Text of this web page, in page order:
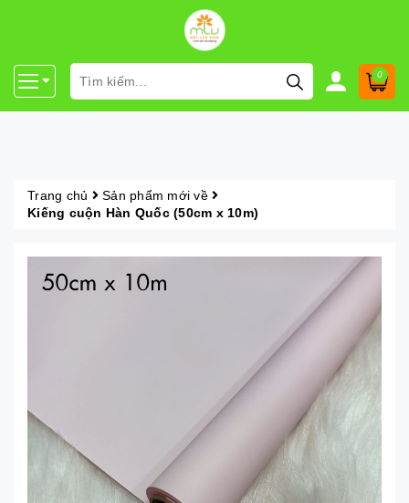
0
Trang chủ
Sản phẩm mới về
Kiếng cuộn Hàn Quốc (50cm x 10m)